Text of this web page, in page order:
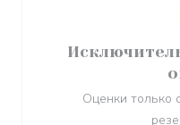
Оценки только